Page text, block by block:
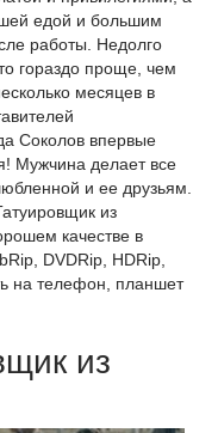
едой и большим
работы. Недолго
гораздо проще, чем
месяцев в
Соколов впервые
Мужчина делает все
и ее друзьям.
из
качестве в
DVDRip, HDRip,
на телефон, планшет
из